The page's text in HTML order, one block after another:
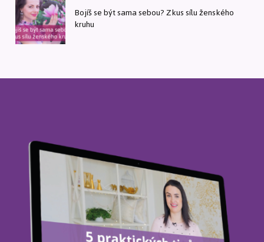
Bojíš se být sama sebou? Zkus sílu ženského
kruhu